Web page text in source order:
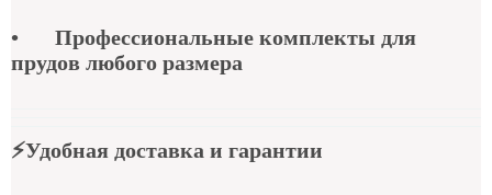
•
Профессиональные комплекты для
прудов любого размера
⚡Удобная доставка и гарантии